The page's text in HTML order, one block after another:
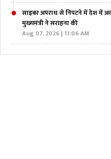
साइबर अपराध से निपटने में देश में
मुख्यमंत्री ने सराहना की
Aug 07, 2026 | 11:06 AM